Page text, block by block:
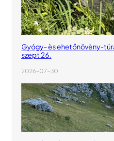
Gyógy- ès ehetőnövèny-
szept 26.
2026-07-30